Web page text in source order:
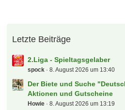
Letzte Beiträge
2.Liga - Spieltagsgelaber
spock 8. August 2026 um 13:40
Der Biete und Suche
Aktionen und Gutscheine
Howie 8. August 2026 um 13:19